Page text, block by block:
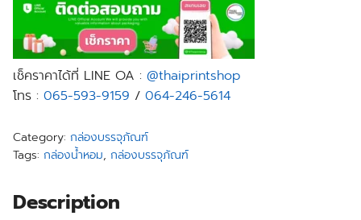
เช็คราคาได้ที่ LINE OA : @thaiprintshop
โทร : 065-593-9159 / 064-246-5614
Category: กล่องบรรจุภัณฑ์
Tags: กล่องน้ำหอม, กล่องบรรจุภัณฑ์
Description